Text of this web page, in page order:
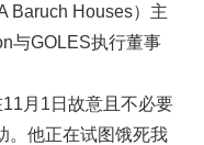
Baruch Houses）主
与GOLES执行董事
月1日故意且不必要
。他正在试图饿死我